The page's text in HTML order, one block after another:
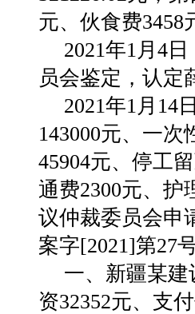
元、伙食费3458
2021年1月4
员会鉴定，认定
2021年1月14
143000元、一
45904元、停工
通费2300元、护
议仲裁委员会申
案字[2021]第27
一、新疆某
资32352元、支